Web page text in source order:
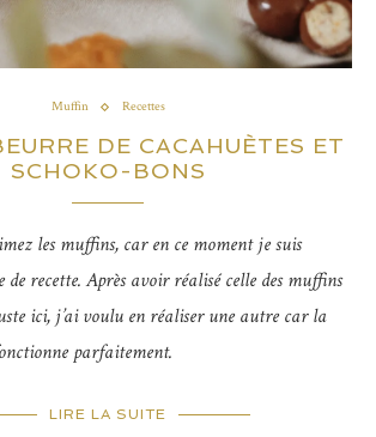
Muffin Recettes
DE CACAHUÈTES ET
SCHOKO-BONS
les muffins, car en ce moment je suis
de recette. Après avoir réalisé celle des muffins
ici, j’ai voulu en réaliser une autre car la
parfaitement.
LIRE LA SUITE